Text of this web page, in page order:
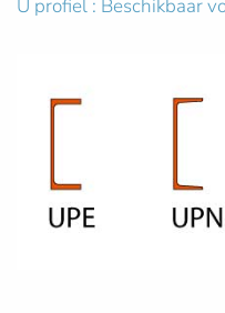
U profiel : Beschikbaar